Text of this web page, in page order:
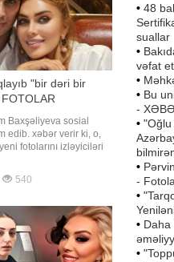
"bir dəri bir
Baxşəliyeva sosial
edib. xəbər verir ki, o,
fotolarını izləyiciləri
Onun yeni fit
olub. Həmin
540
• 48
suallar
•
vəfat
•
• Bu
-
• "Oğlu
•
-
•
• Daha
•